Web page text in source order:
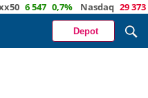
6 547 0,7% Nasdaq 29 373 -
Depot